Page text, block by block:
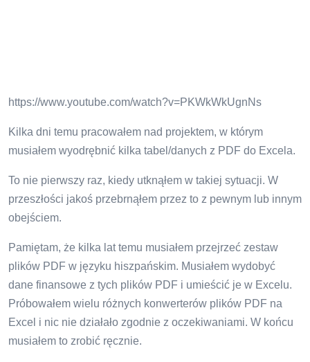
https://www.youtube.com/watch?v=PKWkWkUgnNs
Kilka dni temu pracowałem nad projektem, w którym
musiałem wyodrębnić kilka tabel/danych z PDF do Excela.
To nie pierwszy raz, kiedy utknąłem w takiej sytuacji. W
przeszłości jakoś przebrnąłem przez to z pewnym lub innym
obejściem.
Pamiętam, że kilka lat temu musiałem przejrzeć zestaw
plików PDF w języku hiszpańskim. Musiałem wydobyć
dane finansowe z tych plików PDF i umieścić je w Excelu.
Próbowałem wielu różnych konwerterów plików PDF na
Excel i nic nie działało zgodnie z oczekiwaniami. W końcu
musiałem to zrobić ręcznie.